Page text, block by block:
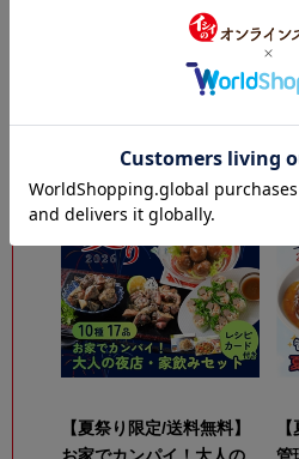
【送料無料/数量限定】夏
のごちそう便（10種21品/
も
り
【夏祭り限定/送料無料】